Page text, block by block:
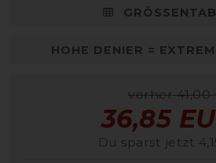
HOHE DENIER = EXTREM
vorher 41,00
36,85
Du sparst jetzt